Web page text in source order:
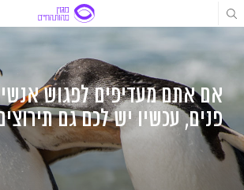
דלג
לתוכן
דלג
דלג
אם אתם מעדיפים לפגוש
פנים, עכשיו יש לכם גם